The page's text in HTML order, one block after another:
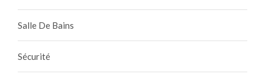
Salle De Bains
Sécurité